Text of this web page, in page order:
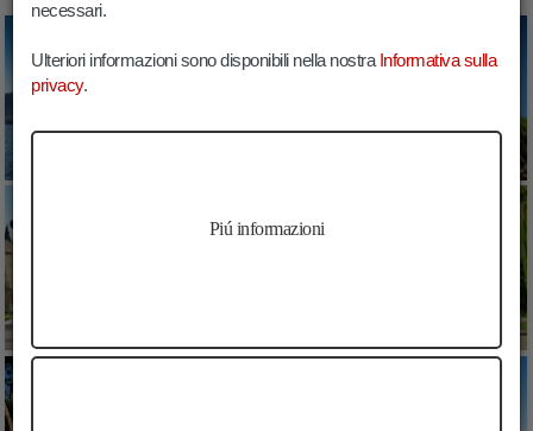
necessari.
Ulteriori informazioni sono disponibili nella nostra Informativa sulla
privacy.
Piú informazioni